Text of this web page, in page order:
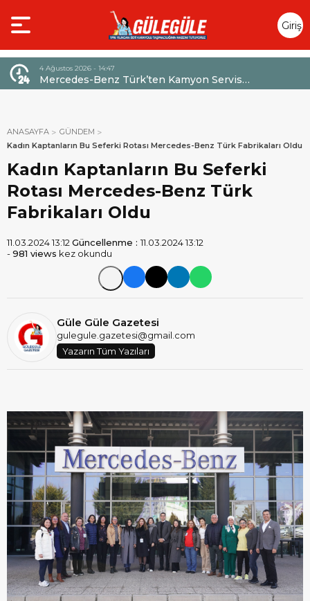
Giriş
Yap
4 Ağustos 2026 - 14:47
Mercedes-Benz Türk’ten Kamyon Servis
Sözleşmelerinde 36 Aya Varan Taksit İmkânı
ANASAYFA
GÜNDEM
Kadın Kaptanların Bu Seferki Rotası Mercedes-Benz Türk Fabrikaları Oldu
Kadın Kaptanların Bu Seferki
Rotası Mercedes-Benz Türk
Fabrikaları Oldu
11.03.2024 13:12 Güncellenme :11.03.2024 13:12
-981 views kez okundu
Güle Güle Gazetesi
gulegule.gazetesi@gmail.com
Yazarın Tüm Yazıları